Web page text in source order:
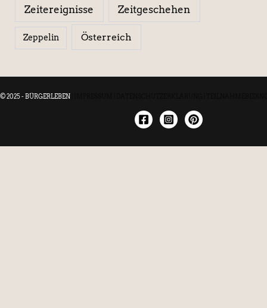
Zeitereignisse Zeitgeschehen
Zeppelin Österreich
© 2025 - BÜRGERLEBEN